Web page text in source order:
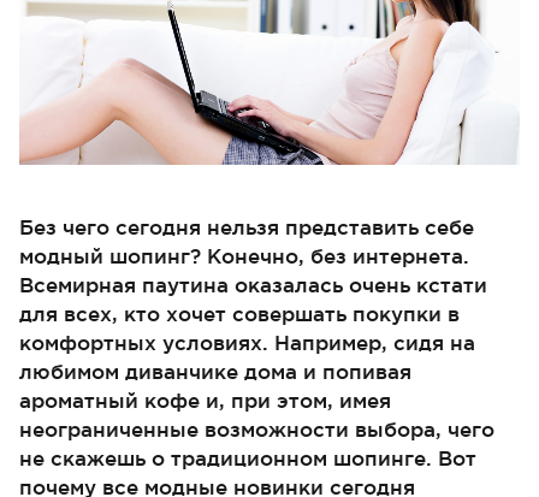
Без чего сегодня нельзя представить себе
модный шопинг? Конечно, без интернета.
Всемирная паутина оказалась очень кстати
для всех, кто хочет совершать покупки в
комфортных условиях. Например, сидя на
любимом диванчике дома и попивая
ароматный кофе и, при этом, имея
неограниченные возможности выбора, чего
не скажешь о традиционном шопинге. Вот
почему все модные новинки сегодня